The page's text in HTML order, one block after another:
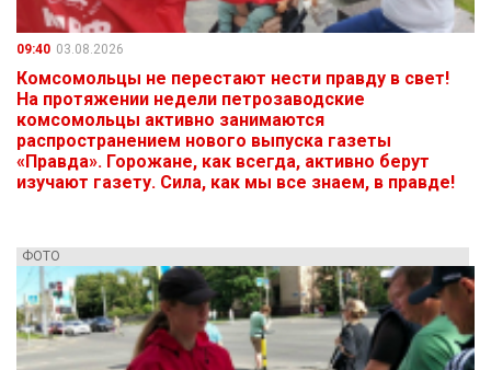
09:40 03.08.2026
Комсомольцы не перестают нести правду в свет!
На протяжении недели петрозаводские
комсомольцы активно занимаются
распространением нового выпуска газеты
«Правда». Горожане, как всегда, активно берут
изучают газету. Сила, как мы все знаем, в правде!
ФОТО